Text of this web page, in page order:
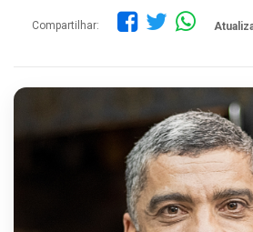
Compartilhar: